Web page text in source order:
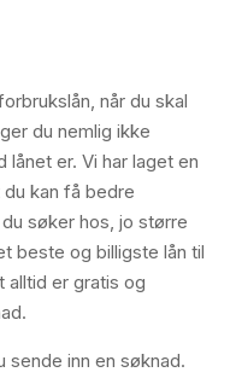
når du skal
du nemlig ikke
er. Vi har laget en
kan få bedre
søker hos, jo større
beste og billigste lån til
alltid er gratis og
sende inn en søknad.